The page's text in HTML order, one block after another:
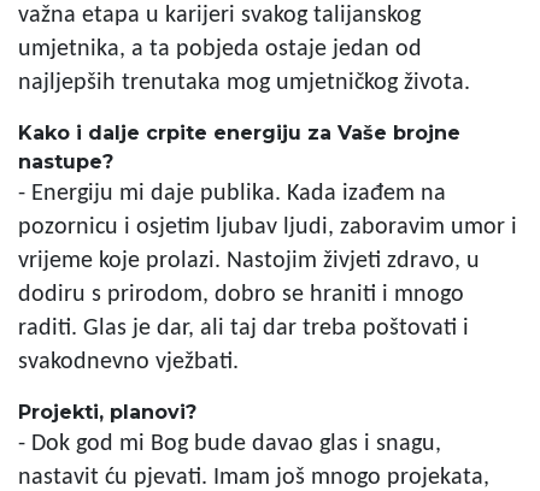
važna etapa u karijeri svakog talijanskog
umjetnika, a ta pobjeda ostaje jedan od
najljepših trenutaka mog umjetničkog života.
Kako i dalje crpite energiju za Vaše brojne
nastupe?
- Energiju mi daje publika. Kada izađem na
pozornicu i osjetim ljubav ljudi, zaboravim umor i
vrijeme koje prolazi. Nastojim živjeti zdravo, u
dodiru s prirodom, dobro se hraniti i mnogo
raditi. Glas je dar, ali taj dar treba poštovati i
svakodnevno vježbati.
Projekti, planovi?
- Dok god mi Bog bude davao glas i snagu,
nastavit ću pjevati. Imam još mnogo projekata,